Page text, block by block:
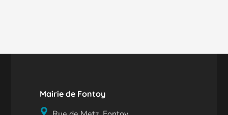
Mairie de Fontoy